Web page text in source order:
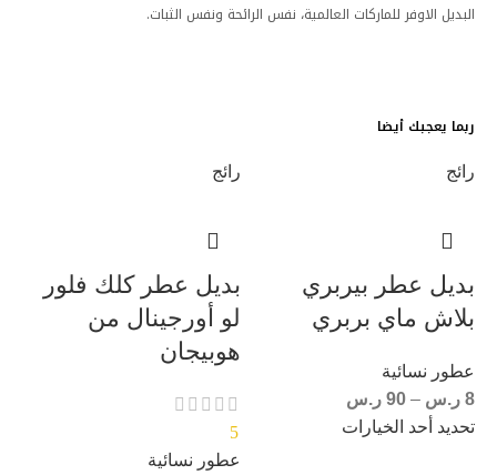
البديل الاوفر للماركات العالمية، نفس الرائحة ونفس الثبات.
ربما يعجبك أيضا
رائج
بديل عطر بيربري
بلاش ماي بربري
عطور نسائية
8 ر.س –
90 ر.س
تحديد أحد الخيارات
رائج
بديل عطر كلك فلور
لو أورجينال من
هوبيجان
5
عطور نسائية